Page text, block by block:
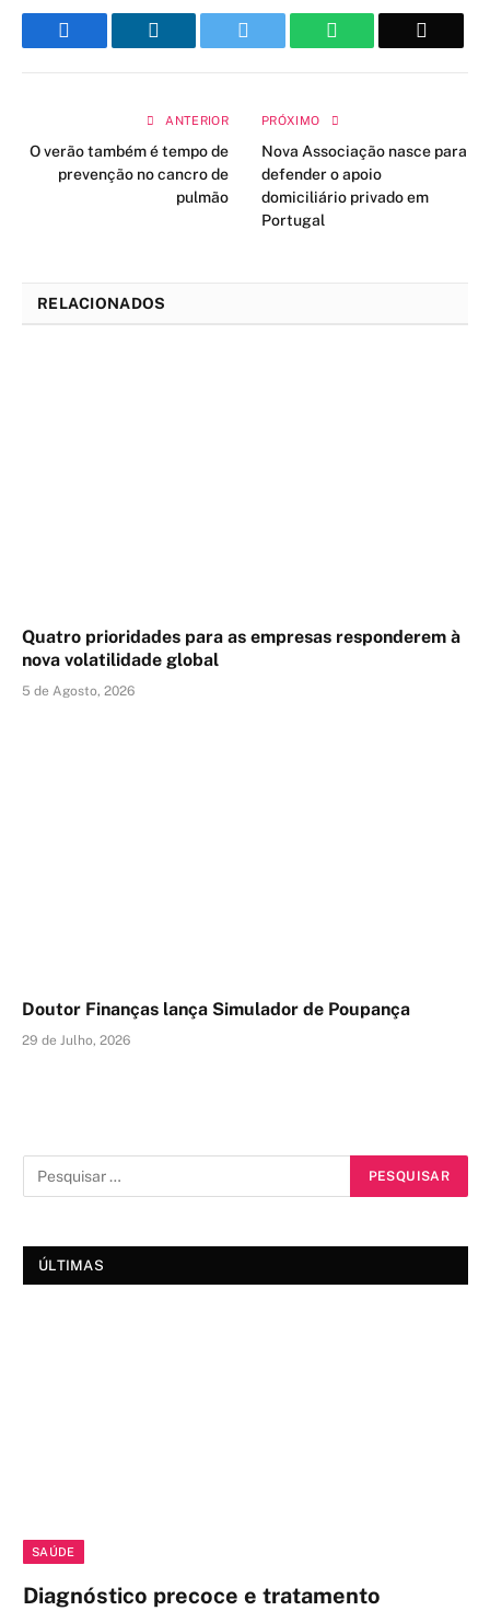
WhatsApp
ANTERIOR
O verão também é tempo de
prevenção no cancro de
pulmão
PRÓXIMO
Nova Associação nasce para
defender o apoio
domiciliário privado em
Portugal
RELACIONADOS
Quatro prioridades para as empresas responderem à
nova volatilidade global
5 de Agosto, 2026
Doutor Finanças lança Simulador de Poupança
29 de Julho, 2026
ÚLTIMAS
SAÚDE
Diagnóstico precoce e tratamento